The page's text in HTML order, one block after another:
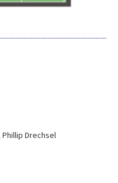
Phillip Drechsel